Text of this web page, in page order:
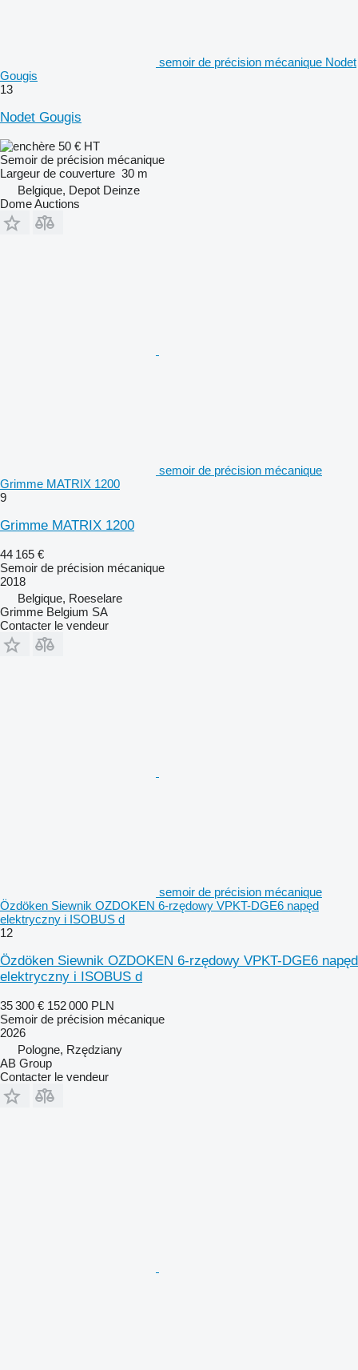
semoir de précision mécanique Nodet
Gougis
13
Nodet Gougis
50 € HT
Semoir de précision mécanique
Largeur de couverture 30 m
Belgique, Depot Deinze
Dome Auctions
semoir de précision mécanique
Grimme MATRIX 1200
9
Grimme MATRIX 1200
44 165 €
Semoir de précision mécanique
2018
Belgique, Roeselare
Grimme Belgium SA
Contacter le vendeur
semoir de précision mécanique
Özdöken Siewnik OZDOKEN 6-rzędowy VPKT-DGE6 napęd
elektryczny i ISOBUS d
12
Özdöken Siewnik OZDOKEN 6-rzędowy VPKT-DGE6 napęd
elektryczny i ISOBUS d
35 300 € 152 000 PLN
Semoir de précision mécanique
2026
Pologne, Rzędziany
AB Group
Contacter le vendeur